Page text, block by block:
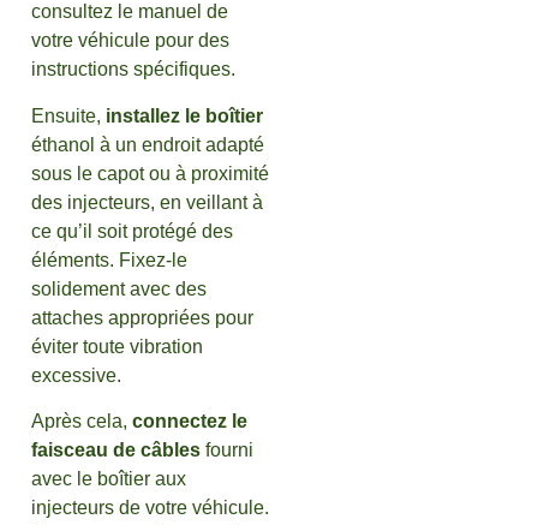
consultez le manuel de
votre véhicule pour des
instructions spécifiques.
Ensuite, installez le boîtier
éthanol à un endroit adapté
sous le capot ou à proximité
des injecteurs, en veillant à
ce qu’il soit protégé des
éléments. Fixez-le
solidement avec des
attaches appropriées pour
éviter toute vibration
excessive.
Après cela, connectez le
faisceau de câbles fourni
avec le boîtier aux
injecteurs de votre véhicule.